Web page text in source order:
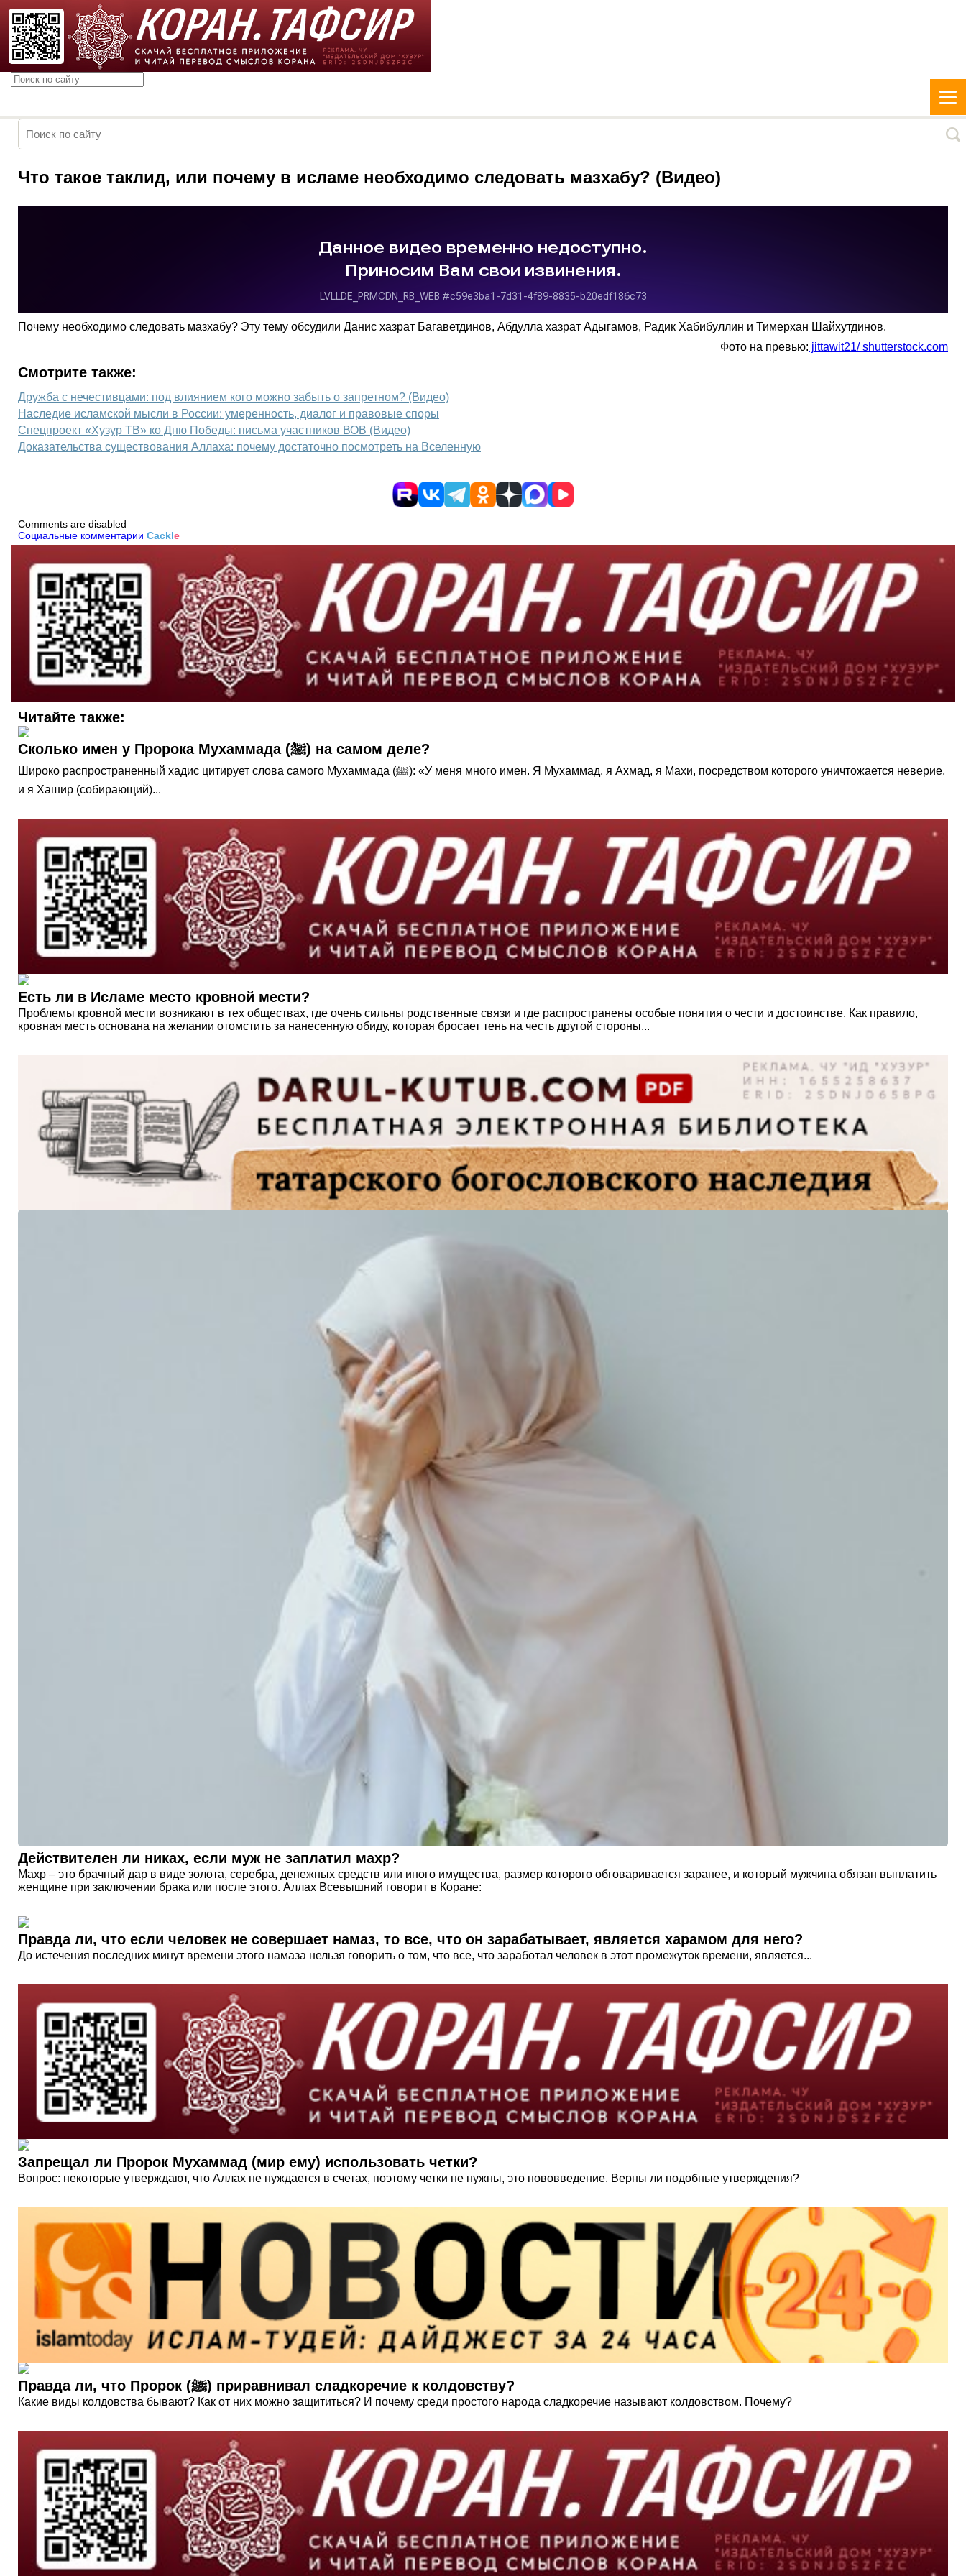
Что такое таклид, или почему в исламе необходимо следовать мазхабу? (Видео)
Почему необходимо следовать мазхабу? Эту тему обсудили Данис хазрат Багаветдинов, Абдулла хазрат Адыгамов, Радик Хабибуллин и Тимерхан Шайхутдинов.
Фото на превью: jittawit21/ shutterstock.com
Смотрите также:
Дружба с нечестивцами: под влиянием кого можно забыть о запретном? (Видео)
Наследие исламской мысли в России: умеренность, диалог и правовые споры
Спецпроект «Хузур ТВ» ко Дню Победы: письма участников ВОВ (Видео)
Доказательства существования Аллаха: почему достаточно посмотреть на Вселенную
Comments are disabled
Социальные комментарии Cackle
Читайте также:
Сколько имен у Пророка Мухаммада (ﷺ) на самом деле?
Широко распространенный хадис цитирует слова самого Мухаммада (ﷺ): «У меня много имен. Я Мухаммад, я Ахмад, я Махи, посредством которого уничтожается неверие,
и я Хашир (собирающий)...
Есть ли в Исламе место кровной мести?
Проблемы кровной мести возникают в тех обществах, где очень сильны родственные связи и где распространены особые понятия о чести и достоинстве. Как правило,
кровная месть основана на желании отомстить за нанесенную обиду, которая бросает тень на честь другой стороны...
Действителен ли никах, если муж не заплатил махр?
Махр – это брачный дар в виде золота, серебра, денежных средств или иного имущества, размер которого обговаривается заранее, и который мужчина обязан выплатить
женщине при заключении брака или после этого. Аллах Всевышний говорит в Коране:
Правда ли, что если человек не совершает намаз, то все, что он зарабатывает, является харамом для него?
До истечения последних минут времени этого намаза нельзя говорить о том, что все, что заработал человек в этот промежуток времени, является...
Запрещал ли Пророк Мухаммад (мир ему) использовать четки?
Вопрос: некоторые утверждают, что Аллах не нуждается в счетах, поэтому четки не нужны, это нововведение. Верны ли подобные утверждения?
Правда ли, что Пророк (ﷺ) приравнивал сладкоречие к колдовству?
Какие виды колдовства бывают? Как от них можно защититься? И почему среди простого народа сладкоречие называют колдовством. Почему?